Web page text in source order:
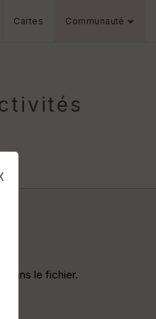
Cartes Communauté
dans le fichier.